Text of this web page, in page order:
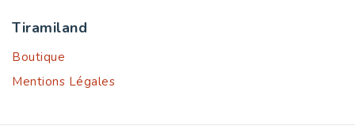
Tiramiland
Boutique
Mentions Légales